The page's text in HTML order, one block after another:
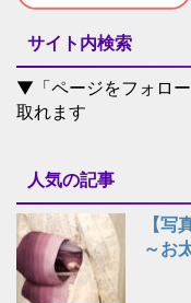
サイト内検索
▼「ページをフォロ
取れます
人気の記事
【
～お